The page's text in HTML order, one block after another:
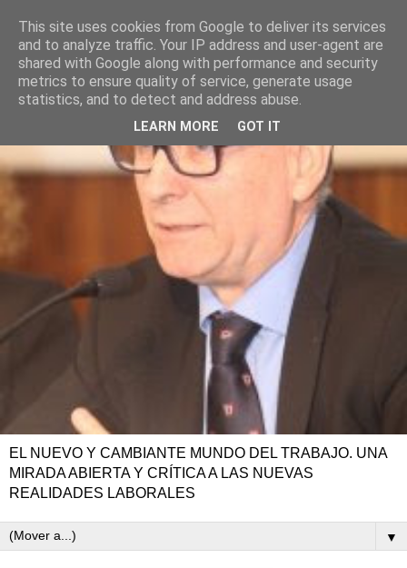
EL NUEVO Y CAMBIANTE MUNDO DEL TRABAJO. UNA
MIRADA ABIERTA Y CRÍTICA A LAS NUEVAS
REALIDADES LABORALES
▼
This site uses cookies from Google to deliver its services
and to analyze traffic. Your IP address and user-agent are
shared with Google along with performance and security
metrics to ensure quality of service, generate usage
statistics, and to detect and address abuse.
LEARN MORE GOT IT